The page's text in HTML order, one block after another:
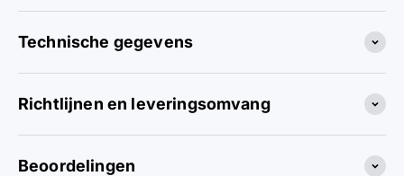
Technische gegevens
Richtlijnen en leveringsomvang
Beoordelingen